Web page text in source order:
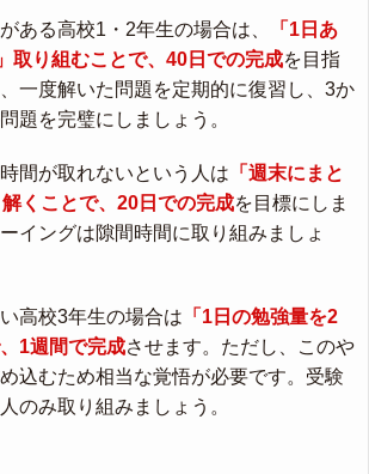
ある高校1・2年生の場合は、
「1日あ
取り組むことで、40日での完成を目指
一度解いた問題を定期的に復習し、3か
題を完璧にしましょう。
間が取れないという人は 「週末にまと
くことで、20日での完成を目標にしま
イングは隙間時間に取り組みましょ
高校3年生の場合は 「1日の勉強量を2
1週間で完成させます。ただし、このや
込むため相当な覚悟が必要です。受験
のみ取り組みましょう。